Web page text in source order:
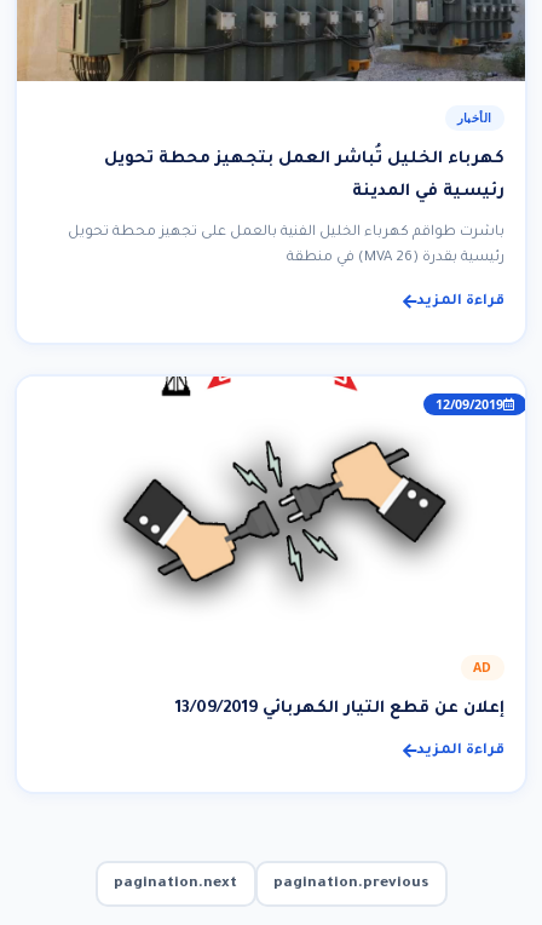
الأخبار
كهرباء الخليل تُباشر العمل بتجهيز محطة تحويل
رئيسية في المدينة
باشرت طواقم كهرباء الخليل الفنية بالعمل على تجهيز محطة تحويل
رئيسية بقدرة (MVA 26) في منطقة
قراءة المزيد
12/09/2019
AD
إعلان عن قطع التيار الكهربائي 13/09/2019
قراءة المزيد
pagination.previous
pagination.next